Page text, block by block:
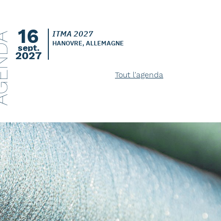
16
sept.
2027
ITMA 2027
HANOVRE, ALLEMAGNE
Tout l'agenda